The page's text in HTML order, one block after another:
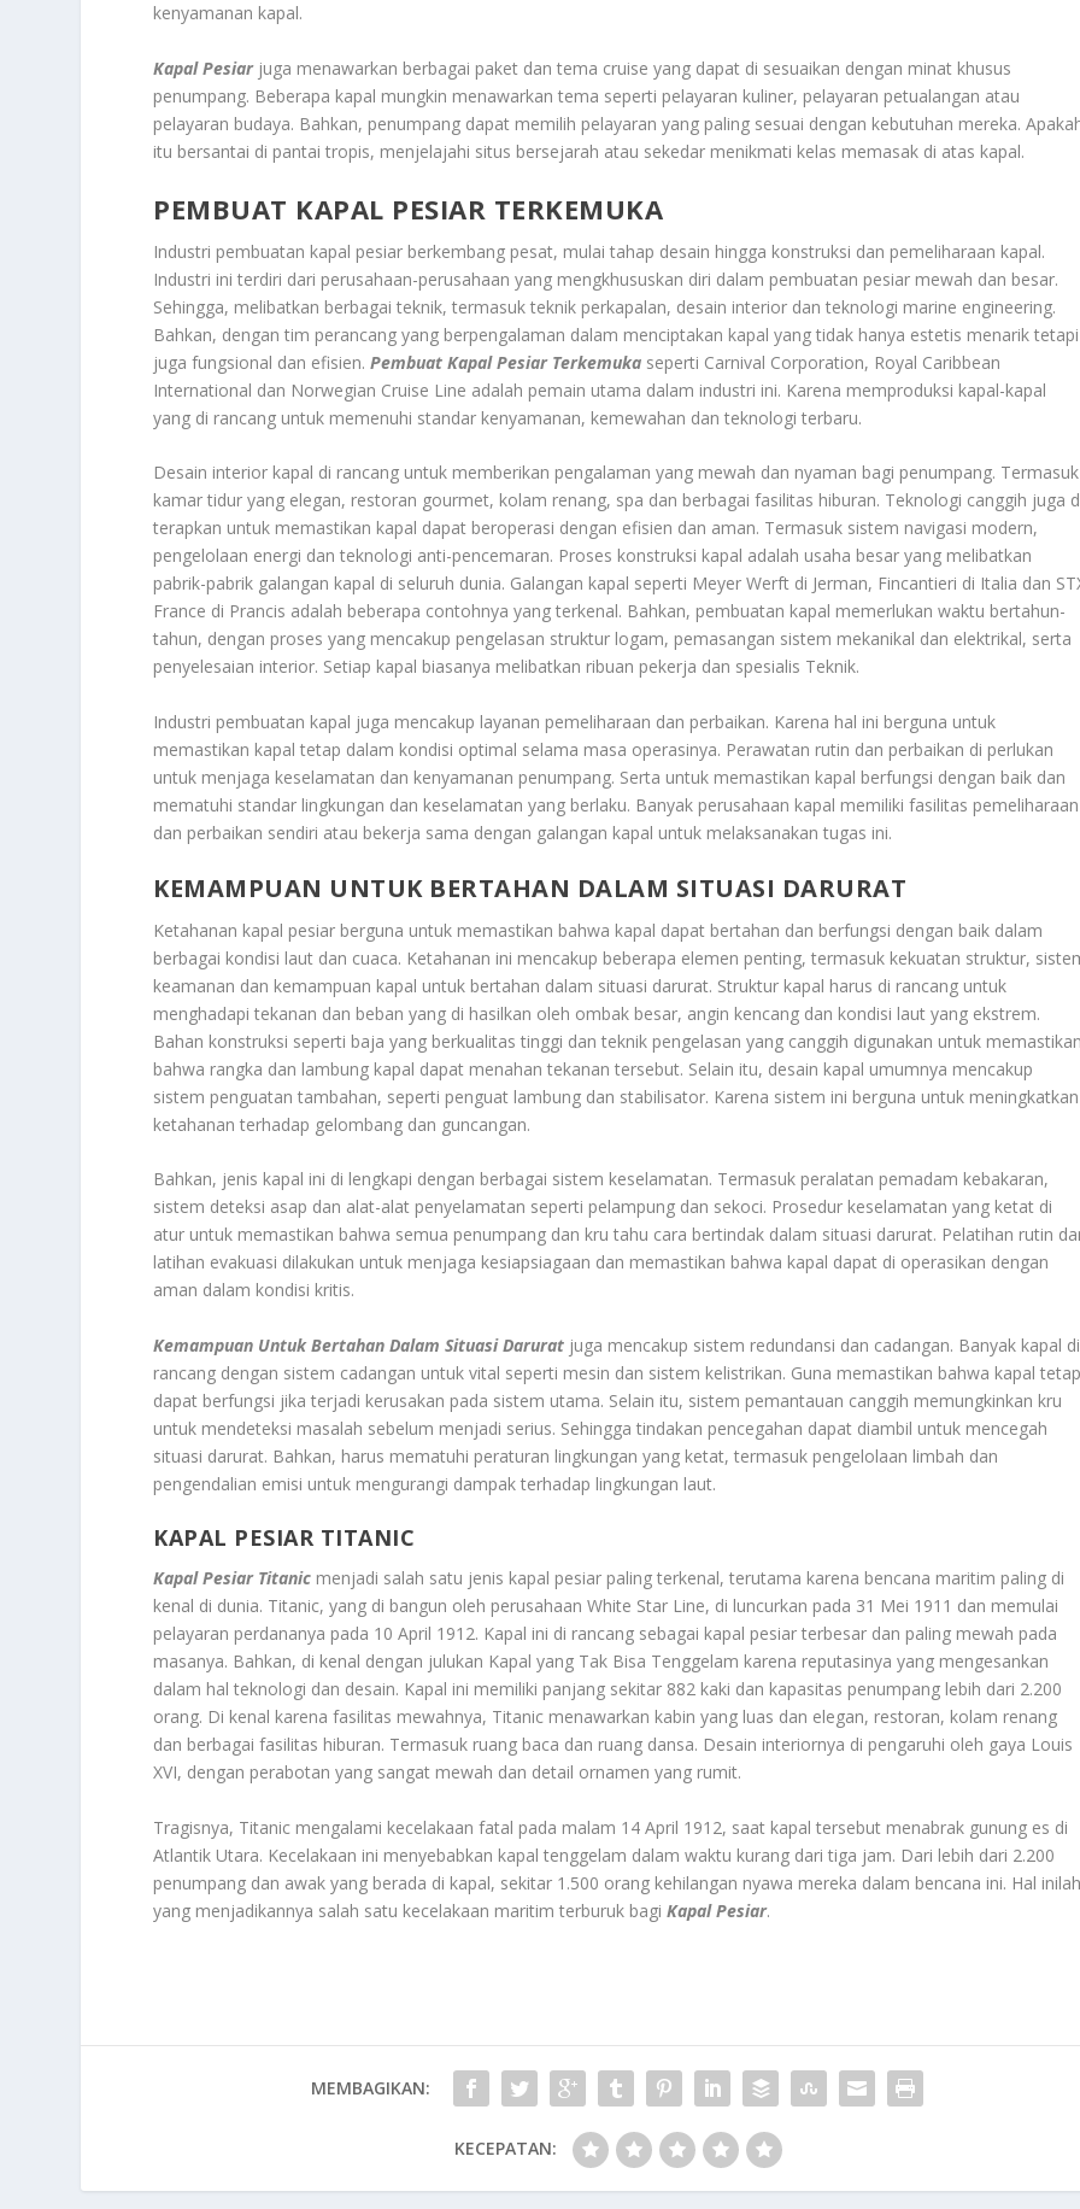
kenyamanan kapal.
Kapal Pesiar juga menawarkan berbagai paket dan tema cruise yang dapat di sesuaikan dengan minat khusus
penumpang. Beberapa kapal mungkin menawarkan tema seperti pelayaran kuliner, pelayaran petualangan atau
pelayaran budaya. Bahkan, penumpang dapat memilih pelayaran yang paling sesuai dengan kebutuhan mereka.
itu bersantai di pantai tropis, menjelajahi situs bersejarah atau sekedar menikmati kelas memasak di atas kapal.
PEMBUAT KAPAL PESIAR TERKEMUKA
Industri pembuatan kapal pesiar berkembang pesat, mulai tahap desain hingga konstruksi dan pemeliharaan kapal.
Industri ini terdiri dari perusahaan-perusahaan yang mengkhususkan diri dalam pembuatan pesiar mewah dan besar.
Sehingga, melibatkan berbagai teknik, termasuk teknik perkapalan, desain interior dan teknologi marine engineering.
Bahkan, dengan tim perancang yang berpengalaman dalam menciptakan kapal yang tidak hanya estetis menarik tetapi
juga fungsional dan efisien.Pembuat Kapal Pesiar Terkemuka seperti Carnival Corporation, Royal Caribbean
International dan Norwegian Cruise Line adalah pemain utama dalam industri ini. Karena memproduksi kapal-kapal
yang di rancang untuk memenuhi standar kenyamanan, kemewahan dan teknologi terbaru.
Desain interior kapal di rancang untuk memberikan pengalaman yang mewah dan nyaman bagi penumpang. Termasuk
kamar tidur yang elegan, restoran gourmet, kolam renang, spa dan berbagai fasilitas hiburan. Teknologi canggih juga
terapkan untuk memastikan kapal dapat beroperasi dengan efisien dan aman. Termasuk sistem navigasi modern,
pengelolaan energi dan teknologi anti-pencemaran. Proses konstruksi kapal adalah usaha besar yang melibatkan
pabrik-pabrik galangan kapal di seluruh dunia. Galangan kapal seperti Meyer Werft di Jerman, Fincantieri di Italia dan
France di Prancis adalah beberapa contohnya yang terkenal. Bahkan, pembuatan kapal memerlukan waktu bertahun-
tahun, dengan proses yang mencakup pengelasan struktur logam, pemasangan sistem mekanikal dan elektrikal, serta
penyelesaian interior. Setiap kapal biasanya melibatkan ribuan pekerja dan spesialis Teknik.
Industri pembuatan kapal juga mencakup layanan pemeliharaan dan perbaikan. Karena hal ini berguna untuk
memastikan kapal tetap dalam kondisi optimal selama masa operasinya. Perawatan rutin dan perbaikan di perlukan
untuk menjaga keselamatan dan kenyamanan penumpang. Serta untuk memastikan kapal berfungsi dengan baik dan
mematuhi standar lingkungan dan keselamatan yang berlaku. Banyak perusahaan kapal memiliki fasilitas pemeliharaan
dan perbaikan sendiri atau bekerja sama dengan galangan kapal untuk melaksanakan tugas ini.
KEMAMPUAN UNTUK BERTAHAN DALAM SITUASI DARURAT
Ketahanan kapal pesiar berguna untuk memastikan bahwa kapal dapat bertahan dan berfungsi dengan baik dalam
berbagai kondisi laut dan cuaca. Ketahanan ini mencakup beberapa elemen penting, termasuk kekuatan struktur,
keamanan dan kemampuan kapal untuk bertahan dalam situasi darurat. Struktur kapal harus di rancang untuk
menghadapi tekanan dan beban yang di hasilkan oleh ombak besar, angin kencang dan kondisi laut yang ekstrem.
Bahan konstruksi seperti baja yang berkualitas tinggi dan teknik pengelasan yang canggih digunakan untuk
bahwa rangka dan lambung kapal dapat menahan tekanan tersebut. Selain itu, desain kapal umumnya mencakup
sistem penguatan tambahan, seperti penguat lambung dan stabilisator. Karena sistem ini berguna untuk meningkatkan
ketahanan terhadap gelombang dan guncangan.
Bahkan, jenis kapal ini di lengkapi dengan berbagai sistem keselamatan. Termasuk peralatan pemadam kebakaran,
sistem deteksi asap dan alat-alat penyelamatan seperti pelampung dan sekoci. Prosedur keselamatan yang ketat di
atur untuk memastikan bahwa semua penumpang dan kru tahu cara bertindak dalam situasi darurat. Pelatihan rutin
latihan evakuasi dilakukan untuk menjaga kesiapsiagaan dan memastikan bahwa kapal dapat di operasikan dengan
aman dalam kondisi kritis.
Kemampuan Untuk Bertahan Dalam Situasi Darurat juga mencakup sistem redundansi dan cadangan. Banyak kapal di
rancang dengan sistem cadangan untuk vital seperti mesin dan sistem kelistrikan. Guna memastikan bahwa kapal
dapat berfungsi jika terjadi kerusakan pada sistem utama. Selain itu, sistem pemantauan canggih memungkinkan kru
untuk mendeteksi masalah sebelum menjadi serius. Sehingga tindakan pencegahan dapat diambil untuk mencegah
situasi darurat. Bahkan, harus mematuhi peraturan lingkungan yang ketat, termasuk pengelolaan limbah dan
pengendalian emisi untuk mengurangi dampak terhadap lingkungan laut.
KAPAL PESIAR TITANIC
Kapal Pesiar Titanic menjadi salah satu jenis kapal pesiar paling terkenal, terutama karena bencana maritim paling di
kenal di dunia. Titanic, yang di bangun oleh perusahaan White Star Line, di luncurkan pada 31 Mei 1911 dan memulai
pelayaran perdananya pada 10 April 1912. Kapal ini di rancang sebagai kapal pesiar terbesar dan paling mewah pada
masanya. Bahkan, di kenal dengan julukan Kapal yang Tak Bisa Tenggelam karena reputasinya yang mengesankan
dalam hal teknologi dan desain. Kapal ini memiliki panjang sekitar 882 kaki dan kapasitas penumpang lebih dari 2.200
orang. Di kenal karena fasilitas mewahnya, Titanic menawarkan kabin yang luas dan elegan, restoran, kolam renang
dan berbagai fasilitas hiburan. Termasuk ruang baca dan ruang dansa. Desain interiornya di pengaruhi oleh gaya Louis
XVI, dengan perabotan yang sangat mewah dan detail ornamen yang rumit.
Tragisnya, Titanic mengalami kecelakaan fatal pada malam 14 April 1912, saat kapal tersebut menabrak gunung es di
Atlantik Utara. Kecelakaan ini menyebabkan kapal tenggelam dalam waktu kurang dari tiga jam. Dari lebih dari 2.200
penumpang dan awak yang berada di kapal, sekitar 1.500 orang kehilangan nyawa mereka dalam bencana ini. Hal
yang menjadikannya salah satu kecelakaan maritim terburuk bagiKapal Pesiar.
MEMBAGIKAN:
KECEPATAN: